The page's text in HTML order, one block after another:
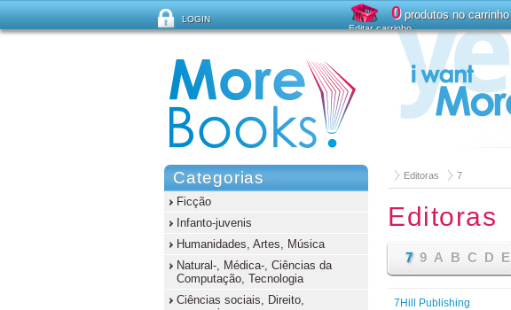
Editoras 7
Editoras
7 9 A B C D E
7Hill Publishing
Categorias
Ficção
Infanto-juvenis
Humanidades, Artes, Música
Natural-, Médica-, Ciências da
Computação, Tecnologia
Ciências sociais, Direito,
LOGIN
Esqueceu sua senha?
0produtos no carrinho
Editar carrinho